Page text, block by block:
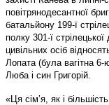
повітрянодесантної
батальйону 199-ї
полку 301-ї
цивільних осіб
Лопата (була вагітна
Люба і син Григорій.
«Ця сім’я, як і